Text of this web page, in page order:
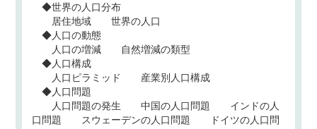
◆世界の人口分布
居住地域 世界の人口
◆人口の動態
人口の増減 自然増減の類型
◆人口構成
人口ピラミッド 産業別人口構成
◆人口問題
人口問題の発生 中国の人口問題 インドの人
口問題 スウェーデンの人口問題 ドイツの人口問